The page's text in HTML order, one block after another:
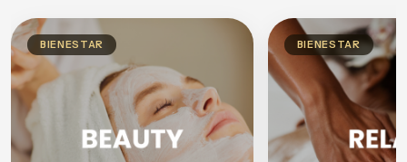
BIENESTAR BIENESTAR